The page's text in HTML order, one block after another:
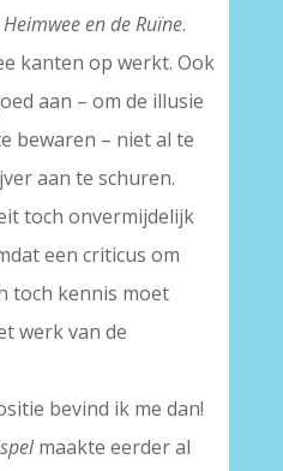
Heimwee en de Ruïne.
kanten op werkt. Ook
aan – om de illusie
bewaren – niet al te
aan te schuren.
toch onvermijdelijk
een criticus om
toch kennis moet
werk van de
bevind ik me dan!
maakte eerder al